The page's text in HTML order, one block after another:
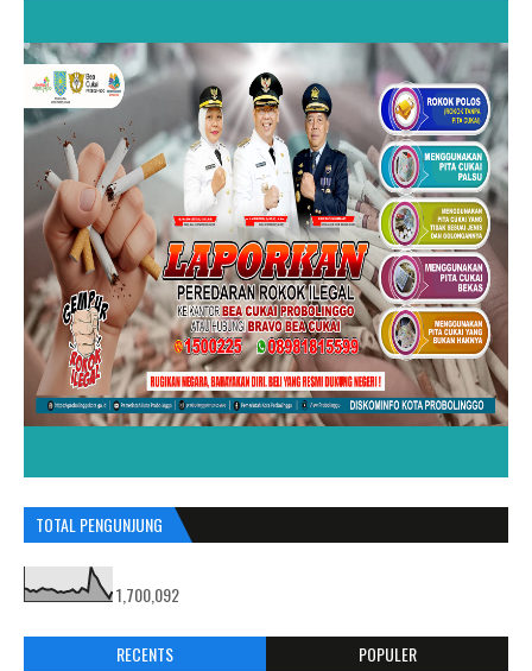
TOTAL PENGUNJUNG
1,700,092
RECENTS POPULER